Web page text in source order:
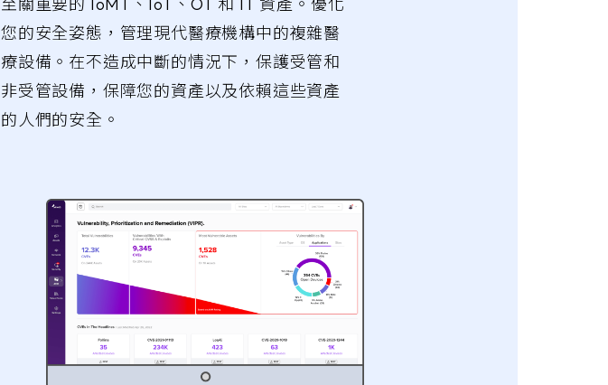
您的安全姿態，管理現代醫療機構中的複雜醫
療設備。在不造成中斷的情況下，保護受管和
非受管設備，保障您的資產以及依賴這些資產
的人們的安全。